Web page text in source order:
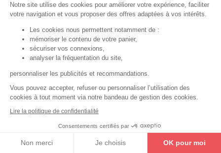
•Judas de porte
Fermes-portes
•Arrêts de porte
•Butoirs de porte
• Charnières de porte
• Accessoires de fixation
Les astuces
Les équipements de porte
Les équipements pour les personnes
Notre site utilise des cookies pour améliorer votre expérience, faciliter
votre navigation et vous proposer des offres adaptées à vos intérêts.
Les cookies nous permettent notamment de :
mémoriser le contenu de votre panier,
sécuriser vos connexions,
analyser la fréquentation du site,
personnaliser les publicités et recommandations.
Vous pouvez accepter, refuser ou personnaliser l’utilisation des
cookies à tout moment via notre bandeau de gestion des cookies.
Lire la politique de confidentialité
Consentements certifiés par
Non merci Je choisis OK pour moi